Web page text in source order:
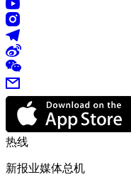
热线
新报业媒体总机